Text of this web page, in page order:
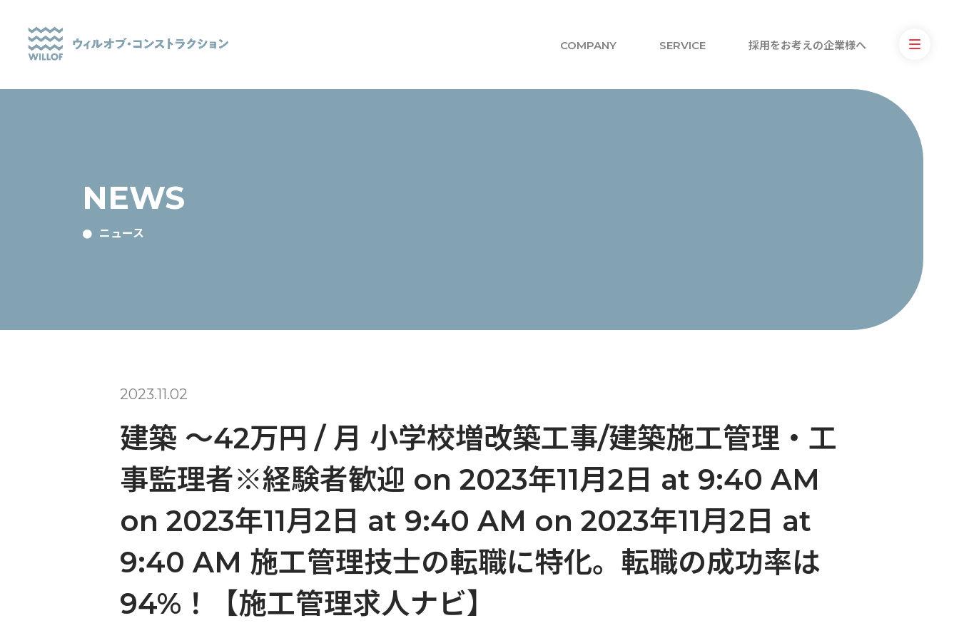
COMPANY SERVICE 採用をお考えの企業様へ
NEWS
ニュース
2023.11.02
建築 〜42万円 / 月 小学校増改築工事/建築施工管理・工
事監理者※経験者歓迎 on 2023年11月2日 at 9:40 AM
on 2023年11月2日 at 9:40 AM on 2023年11月2日 at
9:40 AM 施工管理技士の転職に特化。転職の成功率は
94%！【施工管理求人ナビ】